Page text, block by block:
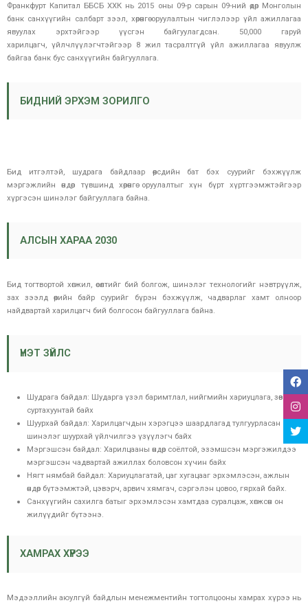
Франкфурт Капитал ББСБ ХХК нь 2015 оны 09-р сарын 09-ний өдөр Монголын
банк санхүүгийн салбарт зээл, хөрөнгө оруулалтын чиглэлээр үйл ажиллагаа
явуулах эрхтэйгээр үүсгэн байгуулагдсан. 50,000 гаруй
харилцагч, үйлчлүүлэгчтэйгээр 8 жил тасралтгүй үйл ажиллагаа явуулж
байгаа банк бус санхүүгийн байгууллага.
БИДНИЙ ЭРХЭМ ЗОРИЛГО
Бид итгэлтэй, шудрага байдлаар өөрсдийн бат бэх суурийг бэхжүүлж
мэргэжлийн өндөр түвшинд хөрөнгө оруулалтыг хүн бүрт хүртгээмжтэйгээр
хүргэсэн шинэлэг байгууллага байна.
АЛСЫН ХАРАА 2030
Бид тогтвортой хөгжил, өсөлтийг бий болгож, шинэлэг технологийг нэвтрүүлж,
зах зээлд өөрийн байр суурийг бүрэн бэхжүүлж, чадварлаг хамт олноор
найдвартай харилцагч бий болгосон байгууллага байна.
ҮНЭТ ЗҮЙЛС
Шудрага байдал: Шударга үзэл баримтлал, нийгмийн хариуцлага, зөв ёс
суртахуунтай байх
Шуурхай байдал: Харилцагчдын хэрэгцээ шаардлагад тулгуурласан
шинэлэг шуурхай үйлчилгээ үзүүлэгч байх
Мэргэшсэн байдал: Харилцааны өндөр соёлтой, эзэмшсэн мэргэжилдээ
мэргэшсэн чадвартай ажиллах боловсон хүчин байх
Нягт нямбай байдал: Хариуцлагатай, цаг хугацааг эрхэмлэсэн, ажлын
өндөр бүтээмжтэй, цэвэрч, арвич хямгач, сэргэлэн цовоо, гярхай байх.
Санхүүгийн сахилга батыг эрхэмлэсэн хамтдаа суралцаж, хөгжсөн он
жилүүдийг бүтээнэ.
ХАМРАХ ХҮРЭЭ
Мэдээллийн аюулгүй байдлын менежментийн тогтолцооны хамрах хүрээ нь